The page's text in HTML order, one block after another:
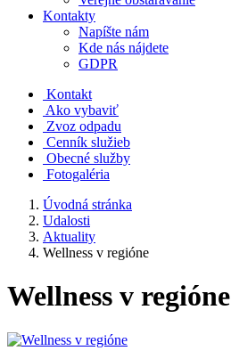
Kontakty
Napíšte nám
Kde nás nájdete
GDPR
Kontakt
Ako vybaviť
Zvoz odpadu
Cenník služieb
Obecné služby
Fotogaléria
Úvodná stránka
Udalosti
Aktuality
Wellness v regióne
Wellness v regióne